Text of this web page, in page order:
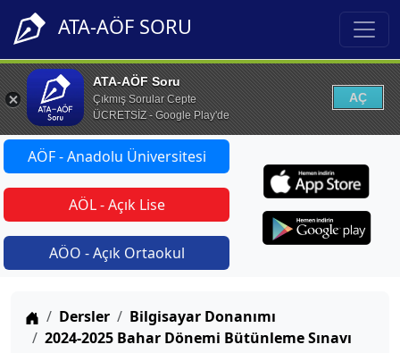
ATA-AÖF SORU
ATA-AÖF Soru
Çıkmış Sorular Cepte
ÜCRETSİZ - Google Play'de
AÇ
AÖF - Anadolu Üniversitesi
AÖL - Açık Lise
AÖO - Açık Ortaokul
Anasayfa
Dersler
Bilgisayar Donanımı
2024-2025 Bahar Dönemi Bütünleme Sınavı